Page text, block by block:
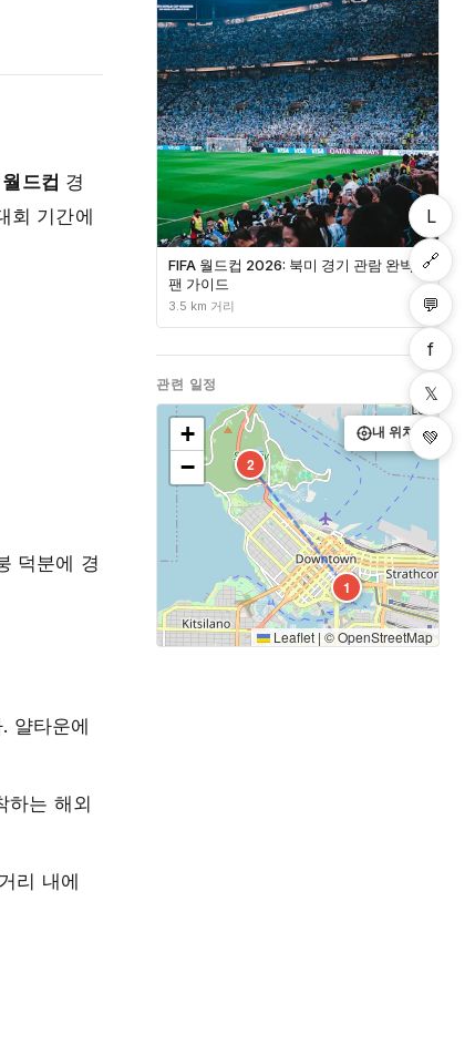
드컵 경
회 기간에
덕분에 경
얄타운에
하는 해외
리 내에
FIFA 월드컵 2026: 북미 경기 관람 완벽
팬 가이드
3.5 km 거리
관련 일정
1
2
+
−
내 위치
Leaflet | ©OpenStreetMap
L
🔗
💬
f
𝕏
💚